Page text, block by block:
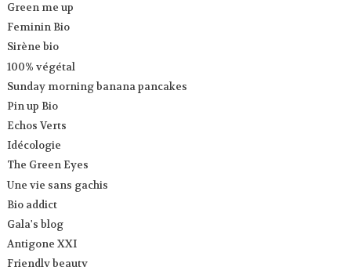
Green me up
Feminin Bio
Sirène bio
100% végétal
Sunday morning banana pancakes
Pin up Bio
Echos Verts
Idécologie
The Green Eyes
Une vie sans gachis
Bio addict
Gala's blog
Antigone XXI
Friendly beauty